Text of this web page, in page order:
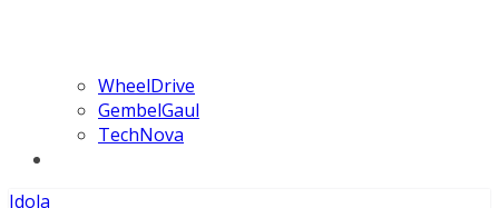
WheelDrive
GembelGaul
TechNova
Idola